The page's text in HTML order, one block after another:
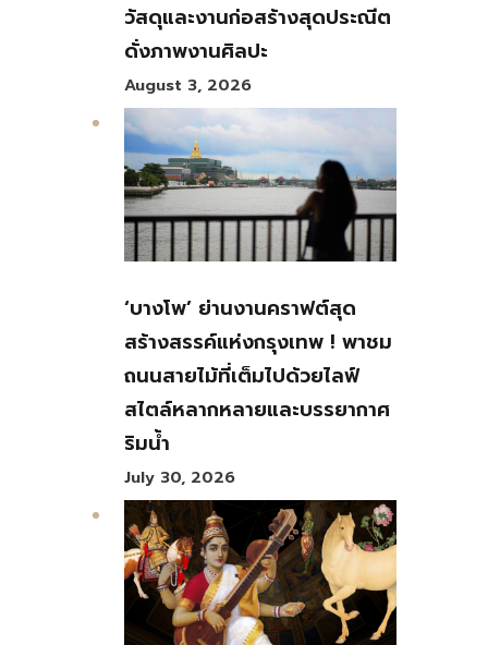
วัสดุและงานก่อสร้างสุดประณีต
ดั่งภาพงานศิลปะ
August 3, 2026
‘บางโพ’ ย่านงานคราฟต์สุด
สร้างสรรค์แห่งกรุงเทพ ! พาชม
ถนนสายไม้ที่เต็มไปด้วยไลฟ์
สไตล์หลากหลายและบรรยากาศ
ริมน้ำ
July 30, 2026